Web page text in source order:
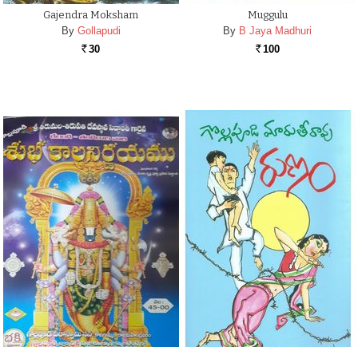
Gajendra Moksham
By Gollapudi
Rs. 30
Muggulu
By B Jaya Madhuri
Rs. 100